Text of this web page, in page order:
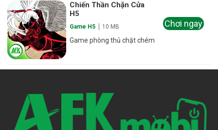
Chiến Thần Chặn Cửa
H5
Game H5 10 MB
Game phòng thủ chặt chém
Chơi ngay